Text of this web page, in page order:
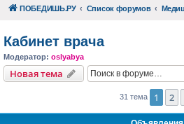
ПОБЕДИШЬ.РУ Список форумов
Кабинет врача
Модератор: oslyabya
Новая тема
31 тема 1 2